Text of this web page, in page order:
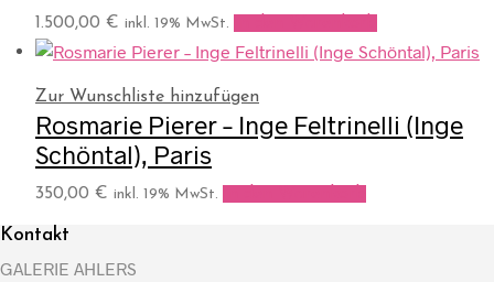
1.500,00 € inkl. 19% MwSt.
Zur Wunschliste hinzufügen
Rosmarie Pierer – Inge Feltrinelli (Inge
Schöntal), Paris
350,00 € inkl. 19% MwSt.
Kontakt
GALERIE AHLERS